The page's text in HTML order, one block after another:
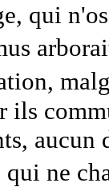
qui
ils
qui ne